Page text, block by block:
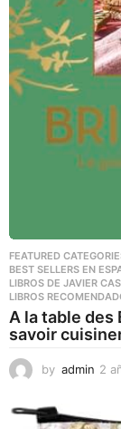
FEATURED
BEST SELLERS EN
LIBROS DE JAVIER
LIBROS
A la table
savoir
by admin 2